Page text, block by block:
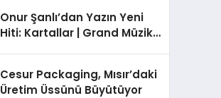
Onur Şanlı’dan Yazın Yeni
Hiti: Kartallar | Grand Müzik
Cesur Packaging, Mısır’daki
Üretim Üssünü Büyütüyor